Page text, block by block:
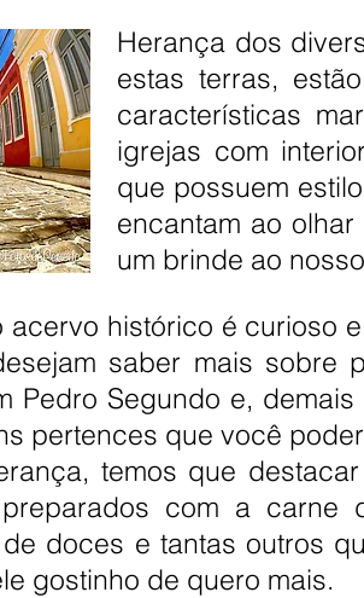
Herança dos
estas terras,
características
igrejas com
que possuem
encantam ao
um brinde ao
acervo histórico é curioso
saber mais sobre
Pedro Segundo e,
pertences que você
temos que
com a carne
doces e tantas outros
gostinho de quero mais.